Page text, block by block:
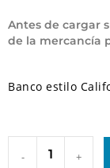
Antes de cargar
de la mercancía
Banco estilo
- +